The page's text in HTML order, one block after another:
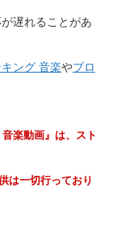
遅れることがあ
ング 音楽やブロ
楽動画』は、スト
は一切行っており